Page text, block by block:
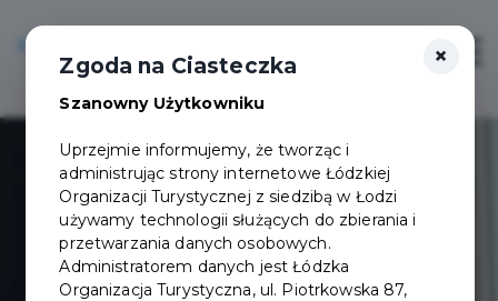
Login/Rejestracja ×
Zgoda na Ciasteczka
Szanowny Użytkowniku
Uprzejmie informujemy, że tworząc i
administrując strony internetowe Łódzkiej
Organizacji Turystycznej z siedzibą w Łodzi
używamy technologii służących do zbierania i
przetwarzania danych osobowych.
Administratorem danych jest Łódzka
Organizacja Turystyczna, ul. Piotrkowska 87,